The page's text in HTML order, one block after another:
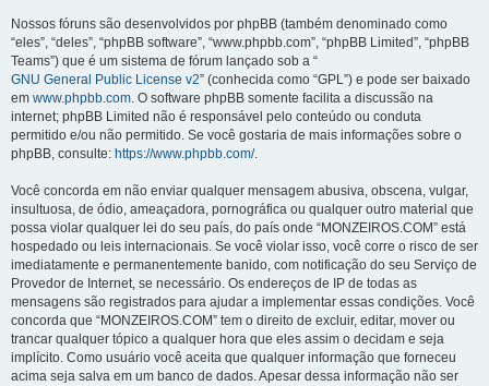
Nossos fóruns são desenvolvidos por phpBB (também denominado como
“eles”, “deles”, “phpBB software”, “www.phpbb.com”, “phpBB Limited”, “phpBB
Teams”) que é um sistema de fórum lançado sob a “
GNU General Public License v2” (conhecida como “GPL”) e pode ser baixado
em www.phpbb.com. O software phpBB somente facilita a discussão na
internet; phpBB Limited não é responsável pelo conteúdo ou conduta
permitido e/ou não permitido. Se você gostaria de mais informações sobre o
phpBB, consulte: https://www.phpbb.com/.
Você concorda em não enviar qualquer mensagem abusiva, obscena, vulgar,
insultuosa, de ódio, ameaçadora, pornográfica ou qualquer outro material que
possa violar qualquer lei do seu país, do país onde “MONZEIROS.COM” está
hospedado ou leis internacionais. Se você violar isso, você corre o risco de ser
imediatamente e permanentemente banido, com notificação do seu Serviço de
Provedor de Internet, se necessário. Os endereços de IP de todas as
mensagens são registrados para ajudar a implementar essas condições. Você
concorda que “MONZEIROS.COM” tem o direito de excluir, editar, mover ou
trancar qualquer tópico a qualquer hora que eles assim o decidam e seja
implícito. Como usuário você aceita que qualquer informação que forneceu
acima seja salva em um banco de dados. Apesar dessa informação não ser